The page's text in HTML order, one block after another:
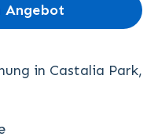
Angebot
in Castalia Park,